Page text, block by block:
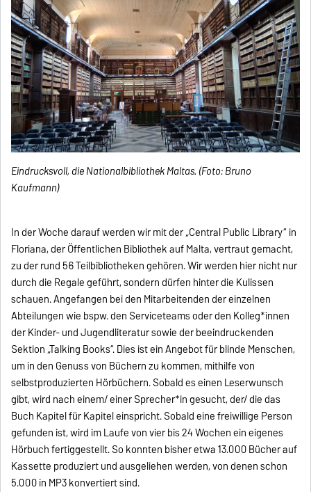
Eindrucksvoll, die Nationalbibliothek Maltas. (Foto: Bruno
Kaufmann)
In der Woche darauf werden wir mit der „Central Public Library“ in
Floriana, der Öffentlichen Bibliothek auf Malta, vertraut gemacht,
zu der rund 56 Teilbibliotheken gehören. Wir werden hier nicht nur
durch die Regale geführt, sondern dürfen hinter die Kulissen
schauen. Angefangen bei den Mitarbeitenden der einzelnen
Abteilungen wie bspw. den Serviceteams oder den Kolleg*innen
der Kinder- und Jugendliteratur sowie der beeindruckenden
Sektion „Talking Books“. Dies ist ein Angebot für blinde Menschen,
um in den Genuss von Büchern zu kommen, mithilfe von
selbstproduzierten Hörbüchern. Sobald es einen Leserwunsch
gibt, wird nach einem/ einer Sprecher*in gesucht, der/ die das
Buch Kapitel für Kapitel einspricht. Sobald eine freiwillige Person
gefunden ist, wird im Laufe von vier bis 24 Wochen ein eigenes
Hörbuch fertiggestellt. So konnten bisher etwa 13.000 Bücher auf
Kassette produziert und ausgeliehen werden, von denen schon
5.000 in MP3 konvertiert sind.